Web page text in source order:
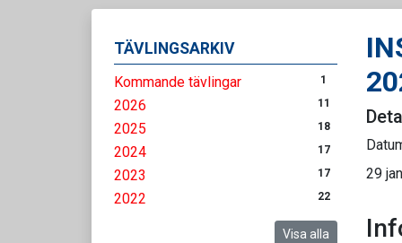
TÄVLINGSARKIV
Kommande tävlingar 1
2026 11
2025 18
2024 17
2023 17
2022 22
Visa alla
29